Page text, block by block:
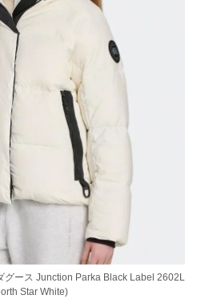
グース Junction Parka Black Label 2602L
Star White)